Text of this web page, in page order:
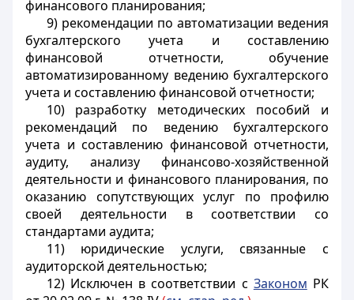
финансового планирования;
9) рекомендации по автоматизации ведения
бухгалтерского учета и составлению
финансовой отчетности, обучение
автоматизированному ведению бухгалтерского
учета и составлению финансовой отчетности;
10) разработку методических пособий и
рекомендаций по ведению бухгалтерского
учета и составлению финансовой отчетности,
аудиту, анализу финансово-хозяйственной
деятельности и финансового планирования, по
оказанию сопутствующих услуг по профилю
своей деятельности в соответствии со
стандартами аудита;
11) юридические услуги, связанные с
аудиторской деятельностью;
12) Исключен в соответствии с Законом РК